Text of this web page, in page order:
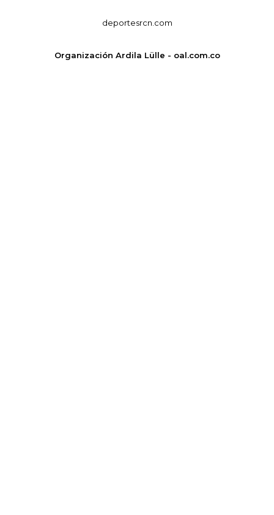
deportesrcn.com
Organización Ardila Lülle - oal.com.co